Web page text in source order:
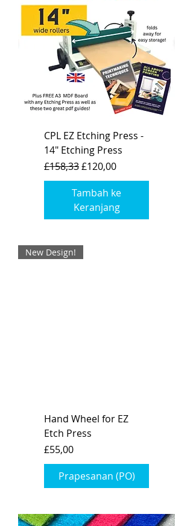
CPL EZ Etching Press -
14" Etching Press
Harga Reguler
£158,33Harga Promosi
£120,00
Tambah ke
Keranjang
New Design!
Hand Wheel for EZ
Etch Press
Harga
£55,00
Prapesanan (PO)